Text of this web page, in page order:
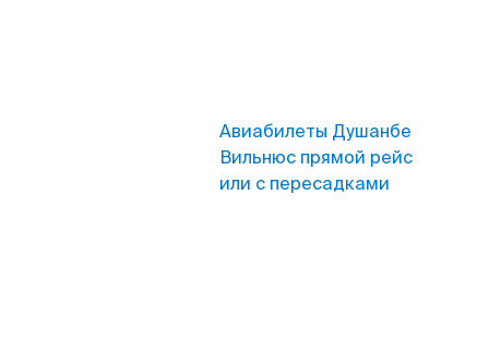
Авиабилеты Душанбе
Вильнюс прямой рейс
или с пересадками